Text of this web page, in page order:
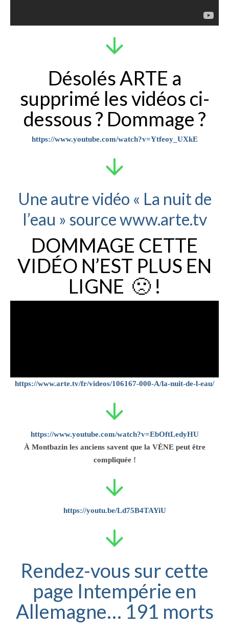
Désolés ARTE a
supprimé les vidéos ci-
dessous ? Dommage ?
https://www.youtube.com/watch?v=Ytfeoy_UXkE
Une autre vidéo « La nuit de
l’eau » source www.arte.tv
DOMMAGE CETTE
VIDÉO N’EST PLUS EN
LIGNE 🙁 !
https://www.arte.tv/fr/videos/106167-000-A/la-nuit-de-l-eau/
https://www.youtube.com/watch?v=EbOftLedyHU
À Montbazin les anciens savent que la VÈNE peut être
compliquée !
https://youtu.be/Ld75B4TAYiU
Rendez-vous sur cette
page Intempérie en
Allemagne… 191 morts